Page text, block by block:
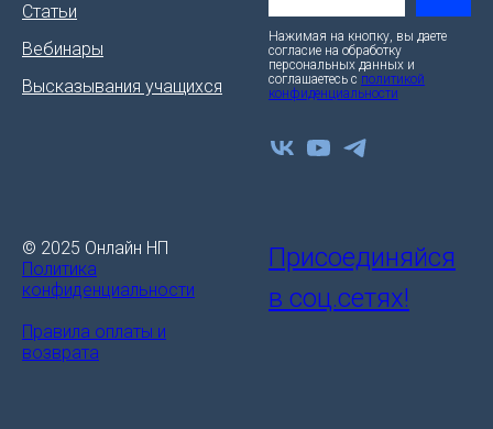
Статьи
Вебинары
Высказывания учащихся
Нажимая на кнопку, вы даете
согласие на обработку
персональных данных и
соглашаетесь c политикой
конфиденциальности
© 2025 Онлайн НП
Политика
конфиденциальности
Правила оплаты и
возврата
Присоединяйся
в соц.сетях!